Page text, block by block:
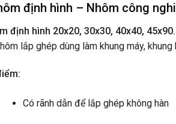
định hình – Nhôm công
định hình 20x20, 30x30, 40x40,
lắp ghép dùng làm khung máy,
Có rãnh dẫn để lắp ghép không hàn